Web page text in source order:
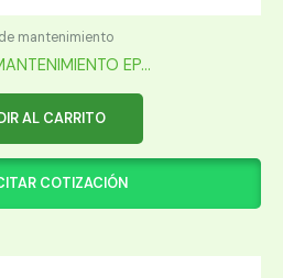
mantenimiento
EP...
AL CARRITO
COTIZACIÓN